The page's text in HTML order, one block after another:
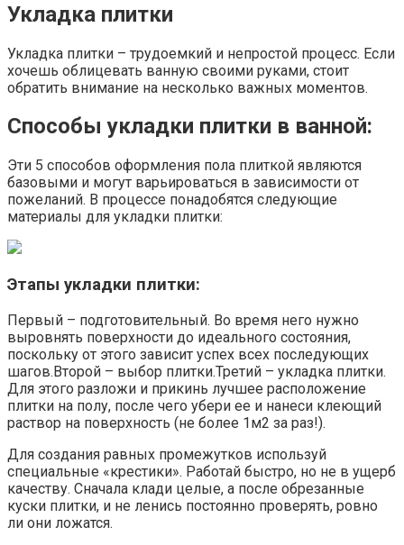
Укладка плитки
Укладка плитки – трудоемкий и непростой процесс. Если
хочешь облицевать ванную своими руками, стоит
обратить внимание на несколько важных моментов.
Способы укладки плитки в ванной:
Эти 5 способов оформления пола плиткой являются
базовыми и могут варьироваться в зависимости от
пожеланий. В процессе понадобятся следующие
материалы для укладки плитки:
Этапы укладки плитки:
Первый – подготовительный. Во время него нужно
выровнять поверхности до идеального состояния,
поскольку от этого зависит успех всех последующих
шагов.Второй – выбор плитки.Третий – укладка плитки.
Для этого разложи и прикинь лучшее расположение
плитки на полу, после чего убери ее и нанеси клеющий
раствор на поверхность (не более 1м2 за раз!).
Для создания равных промежутков используй
специальные «крестики». Работай быстро, но не в ущерб
качеству. Сначала клади целые, а после обрезанные
куски плитки, и не ленись постоянно проверять, ровно
ли они ложатся.